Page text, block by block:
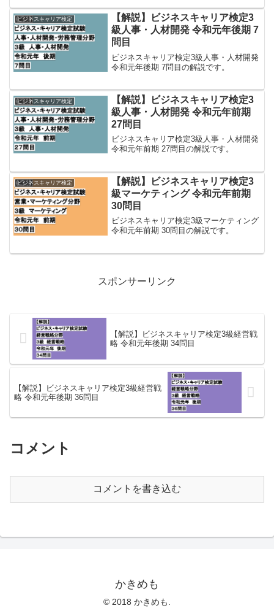
ビジネスキャリア検定
【解説】ビジネスキャリア検定3
級人事・人材開発 令和元年後期 7
問目
ビジネスキャリア検定3級人事・人材開発
令和元年後期 7問目の解説です。
ビジネスキャリア検定
【解説】ビジネスキャリア検定3
級人事・人材開発 令和元年前期
27問目
ビジネスキャリア検定3級人事・人材開発
令和元年前期 27問目の解説です。
ビジネスキャリア検定
【解説】ビジネスキャリア検定3
級マーケティング 令和元年前期
30問目
ビジネスキャリア検定3級マーケティング
令和元年前期 30問目の解説です。
スポンサーリンク
【解説】ビジネスキャリア検定3級経営戦
略 令和元年後期 34問目
【解説】ビジネスキャリア検定3級経営戦
略 令和元年後期 36問目
コメント
コメントを書き込む
かきめも
© 2018 かきめも.